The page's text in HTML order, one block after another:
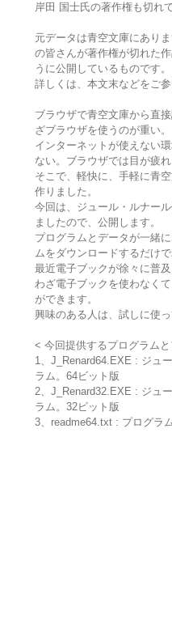
岸田 国士氏の著作権も切れ
元データは青空文庫にあり
の皆さんが著作権が切れた
うに公開しているものです。
詳しくは、本文末などをご参
ブラウザで青空文庫から直
ざブラウザを使うのが重い。
インターネットが使えない
ない。ブラウザでは目が疲
そこで、軽快に、手軽に青
作りました。
今回は、ジュール・ルナー
ましたので、公開します。
プログラムとデータが一緒
ムをダウンロードするだけ
最近電子ブックが徐々に普
わざ電子ブックを使わなく
ができます。
興味のある人は、試しに使っ
< 今回提供するプログラム
1、J_Renard64.EXE : ジュ
ラム。64ビット版
2、J_Renard32.EXE : ジュ
ラム。32ビット版
3、readme64.txt : プログラ